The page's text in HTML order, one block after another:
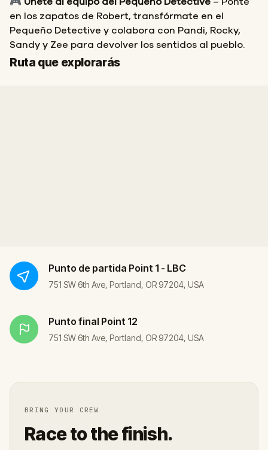
en los zapatos de Robert, transfórmate en el
Pequeño Detective y colabora con Pandi, Rocky,
Sandy y Zee para devolver los sentidos al pueblo.
Ruta que explorarás
Inicio
Final
Punto de partida Point 1 - LBC
751 SW 6th Ave, Portland, OR 97204, USA
Punto final Point 12
751 SW 6th Ave, Portland, OR 97204, USA
BRING YOUR CREW
Race to the finish.